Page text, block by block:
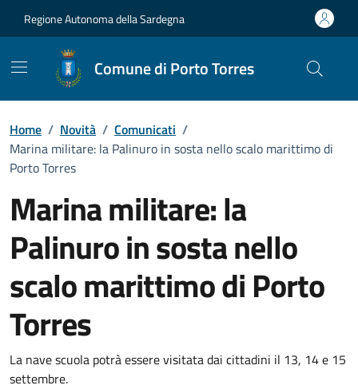
Regione Autonoma della Sardegna
Comune di Porto Torres
Home / Novità / Comunicati /
Marina militare: la Palinuro in sosta nello scalo marittimo di
Porto Torres
Marina militare: la
Palinuro in sosta nello
scalo marittimo di Porto
Torres
Dettagli della notizia
La nave scuola potrà essere visitata dai cittadini il 13, 14 e 15
settembre.